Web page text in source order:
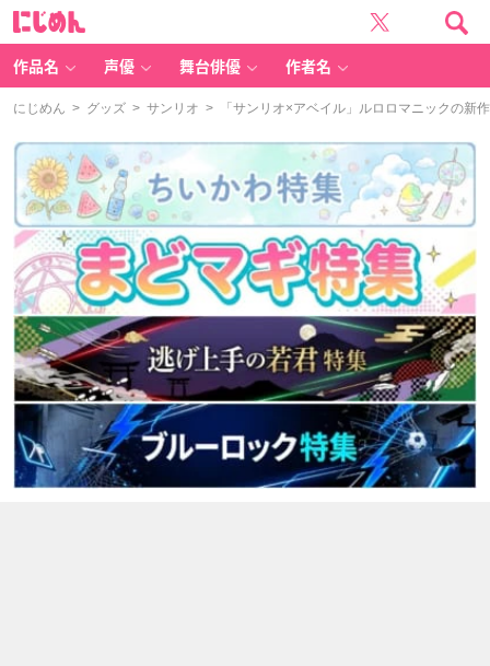
作品名 声優 舞台俳優 作者名
にじめん > グッズ > サンリオ > 「サンリオ×アベイル」ルロロマニックの新